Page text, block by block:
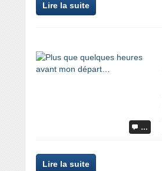
Lire la suite
…
Lire la suite